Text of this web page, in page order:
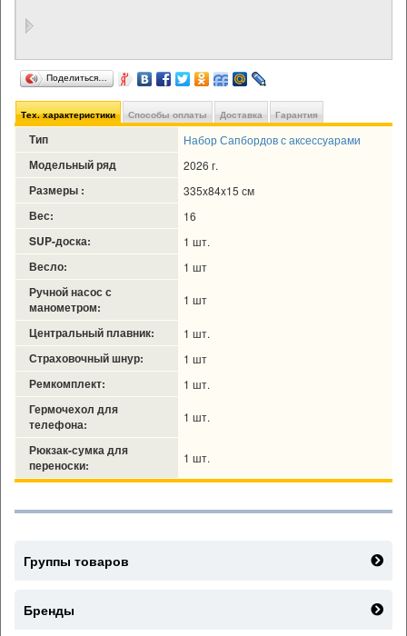
Поделиться…
Тех. характеристики Способы оплаты Доставка Гарантия
Тип Набор Сапбордов с аксессуарами
Модельный ряд 2026 г.
Размеры : 335x84x15 см
Вес: 16
SUP-доска: 1 шт.
Весло: 1 шт
Ручной насос с
манометром:
1 шт
Центральный плавник: 1 шт.
Страховочный шнур: 1 шт
Ремкомплект: 1 шт.
Гермочехол для
телефона:
1 шт.
Рюкзак-сумка для
переноски:
1 шт.
Группы товаров
Бренды